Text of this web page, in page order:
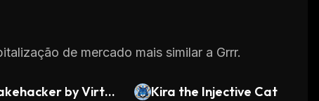
de mercado mais similar a Grrr.
by Virtu
Kira the Injective Cat